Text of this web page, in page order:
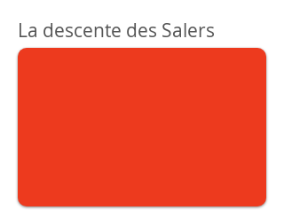
La descente des Salers